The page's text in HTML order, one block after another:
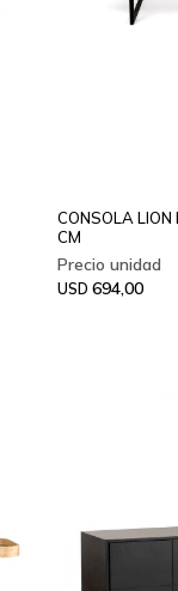
CONSOLA
CM
USD 694,00